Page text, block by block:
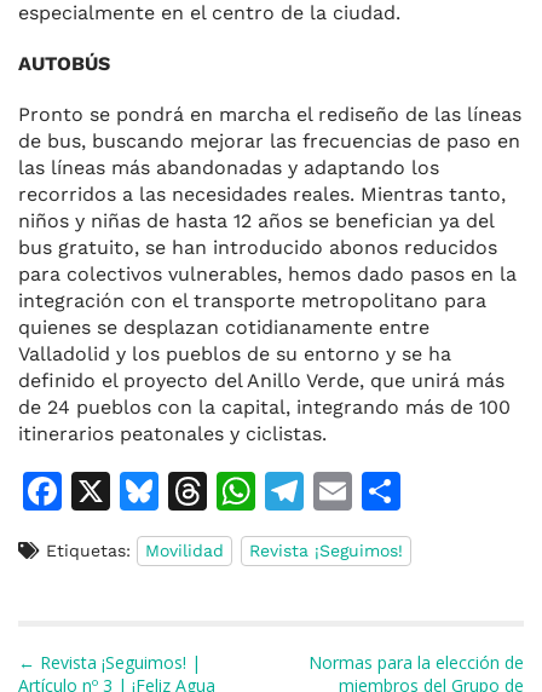
especialmente en el centro de la ciudad.
AUTOBÚS
Pronto se pondrá en marcha el rediseño de las líneas
de bus, buscando mejorar las frecuencias de paso en
las líneas más abandonadas y adaptando los
recorridos a las necesidades reales. Mientras tanto,
niños y niñas de hasta 12 años se benefician ya del
bus gratuito, se han introducido abonos reducidos
para colectivos vulnerables, hemos dado pasos en la
integración con el transporte metropolitano para
quienes se desplazan cotidianamente entre
Valladolid y los pueblos de su entorno y se ha
definido el proyecto del Anillo Verde, que unirá más
de 24 pueblos con la capital, integrando más de 100
itinerarios peatonales y ciclistas.
F
c
b
X
Bl
u
e
T
h
re
W
h
at
T
el
e
a
E
m
ai
o
m
ar
Etiquetas: Movilidad Revista ¡Seguimos!
Navegación de entradas
← Revista ¡Seguimos! |
Artículo nº 3 | ¡Feliz Agua
Normas para la elección de
miembros del Grupo de